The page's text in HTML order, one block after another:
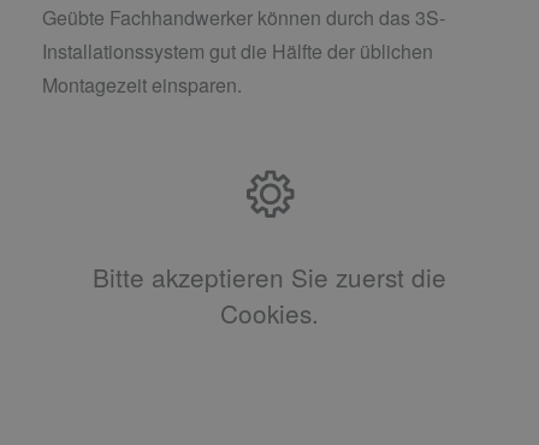
Geübte Fachhandwerker können durch das 3S-
Installationssystem gut die Hälfte der üblichen
Montagezeit einsparen.
Bitte akzeptieren Sie zuerst die
Cookies.